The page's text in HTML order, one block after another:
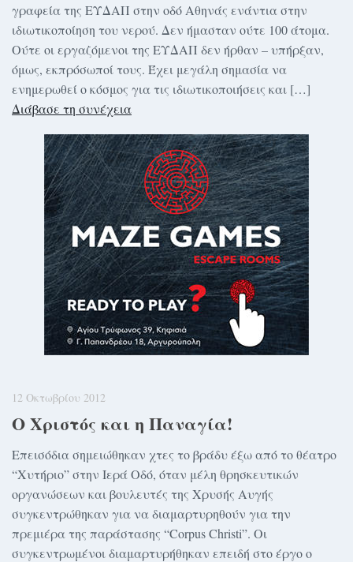
γραφεία της ΕΥΔΑΠ στην οδό Αθηνάς ενάντια στην
ιδιωτικοποίηση του νερού. Δεν ήμασταν ούτε 100 άτομα.
Ούτε οι εργαζόμενοι της ΕΥΔΑΠ δεν ήρθαν – υπήρξαν,
όμως, εκπρόσωποί τους. Έχει μεγάλη σημασία να
ενημερωθεί ο κόσμος για τις ιδιωτικοποιήσεις και […]
Διάβασε τη συνέχεια
12 Οκτωβρίου 2012
Ο Χριστός και η Παναγία!
Επεισόδια σημειώθηκαν χτες το βράδυ έξω από το θέατρο
“Χυτήριο” στην Ιερά Οδό, όταν μέλη θρησκευτικών
οργανώσεων και βουλευτές της Χρυσής Αυγής
συγκεντρώθηκαν για να διαμαρτυρηθούν για την
πρεμιέρα της παράστασης “Corpus Christi”. Οι
συγκεντρωμένοι διαμαρτυρήθηκαν επειδή στο έργο ο